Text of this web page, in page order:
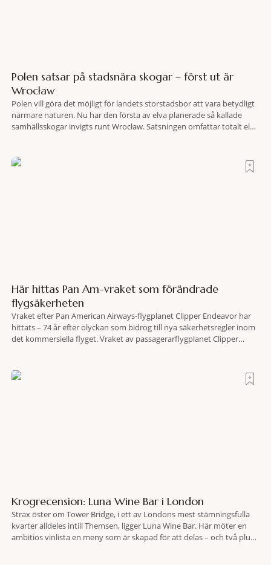
Polen satsar på stadsnära skogar – först ut är
Wrocław
Polen vill göra det möjligt för landets storstadsbor att vara betydligt
närmare naturen. Nu har den första av elva planerade så kallade
samhällsskogar invigts runt Wrocław. Satsningen omfattar totalt elva
fler människor ska kunna promenera, motionera
Här hittas Pan Am-vraket som förändrade
flygsäkerheten
Vraket efter Pan American Airways-flygplanet Clipper Endeavor har
hittats – 74 år efter olyckan som bidrog till nya säkerhetsregler inom
det kommersiella flyget. Vraket av passagerarflygplanet Clipper
lokaliserades den 2 juni i år med hjälp
Krogrecension: Luna Wine Bar i London
Strax öster om Tower Bridge, i ett av Londons mest stämningsfulla
kvarter alldeles intill Themsen, ligger Luna Wine Bar. Här möter en
ambitiös vinlista en meny som är skapad för att delas – och två plus